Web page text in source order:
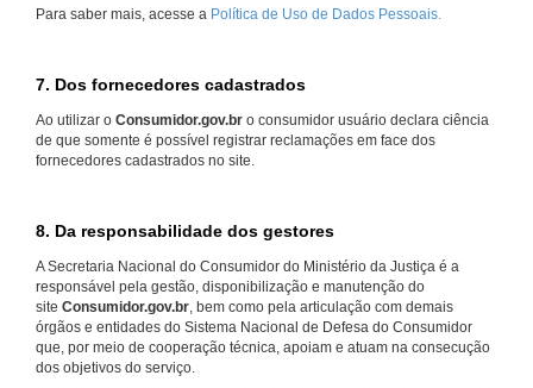
Para saber mais, acesse a Política de Uso de Dados Pessoais.
7. Dos fornecedores cadastrados
Ao utilizar o Consumidor.gov.br o consumidor usuário declara ciência
de que somente é possível registrar reclamações em face dos
fornecedores cadastrados no site.
8. Da responsabilidade dos gestores
A Secretaria Nacional do Consumidor do Ministério da Justiça é a
responsável pela gestão, disponibilização e manutenção do
site Consumidor.gov.br, bem como pela articulação com demais
órgãos e entidades do Sistema Nacional de Defesa do Consumidor
que, por meio de cooperação técnica, apoiam e atuam na consecução
dos objetivos do serviço.